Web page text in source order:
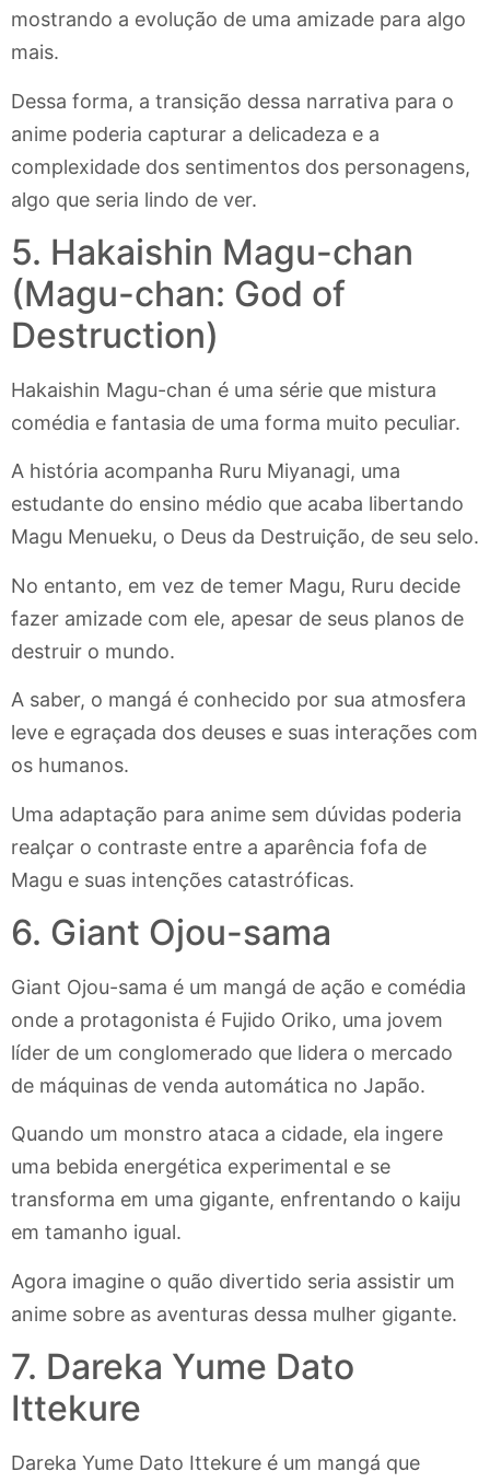
mostrando a evolução de uma amizade para algo
mais.
Dessa forma, a transição dessa narrativa para o
anime poderia capturar a delicadeza e a
complexidade dos sentimentos dos personagens,
algo que seria lindo de ver.
5. Hakaishin Magu-chan
(Magu-chan: God of
Destruction)
Hakaishin Magu-chan é uma série que mistura
comédia e fantasia de uma forma muito peculiar.
A história acompanha Ruru Miyanagi, uma
estudante do ensino médio que acaba libertando
Magu Menueku, o Deus da Destruição, de seu selo.
No entanto, em vez de temer Magu, Ruru decide
fazer amizade com ele, apesar de seus planos de
destruir o mundo.
A saber, o mangá é conhecido por sua atmosfera
leve e egraçada dos deuses e suas interações com
os humanos.
Uma adaptação para anime sem dúvidas poderia
realçar o contraste entre a aparência fofa de
Magu e suas intenções catastróficas.
6. Giant Ojou-sama
Giant Ojou-sama é um mangá de ação e comédia
onde a protagonista é Fujido Oriko, uma jovem
líder de um conglomerado que lidera o mercado
de máquinas de venda automática no Japão.
Quando um monstro ataca a cidade, ela ingere
uma bebida energética experimental e se
transforma em uma gigante, enfrentando o kaiju
em tamanho igual.
Agora imagine o quão divertido seria assistir um
anime sobre as aventuras dessa mulher gigante.
7. Dareka Yume Dato
Ittekure
Dareka Yume Dato Ittekure é um mangá que